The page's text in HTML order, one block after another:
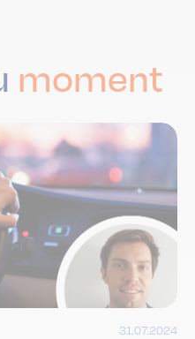
moment
31.07.2024